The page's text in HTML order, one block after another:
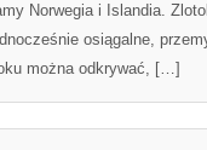
Norwegia i Islandia.
osiągalne,
można odkrywać, […]